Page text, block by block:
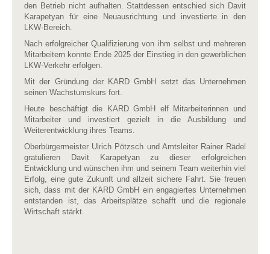
den Betrieb nicht aufhalten. Stattdessen entschied sich Davit
Karapetyan für eine Neuausrichtung und investierte in den
LKW-Bereich.
Nach erfolgreicher Qualifizierung von ihm selbst und mehreren
Mitarbeitern konnte Ende 2025 der Einstieg in den gewerblichen
LKW-Verkehr erfolgen.
Mit der Gründung der KARD GmbH setzt das Unternehmen
seinen Wachstumskurs fort.
Heute beschäftigt die KARD GmbH elf Mitarbeiterinnen und
Mitarbeiter und investiert gezielt in die Ausbildung und
Weiterentwicklung ihres Teams.
Oberbürgermeister Ulrich Pötzsch und Amtsleiter Rainer Rädel
gratulieren Davit Karapetyan zu dieser erfolgreichen
Entwicklung und wünschen ihm und seinem Team weiterhin viel
Erfolg, eine gute Zukunft und allzeit sichere Fahrt. Sie freuen
sich, dass mit der KARD GmbH ein engagiertes Unternehmen
entstanden ist, das Arbeitsplätze schafft und die regionale
Wirtschaft stärkt.